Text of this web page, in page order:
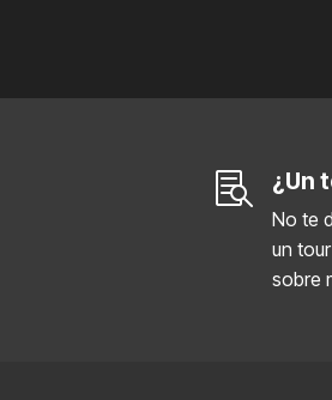
 ¿Un
No te
un
sobre